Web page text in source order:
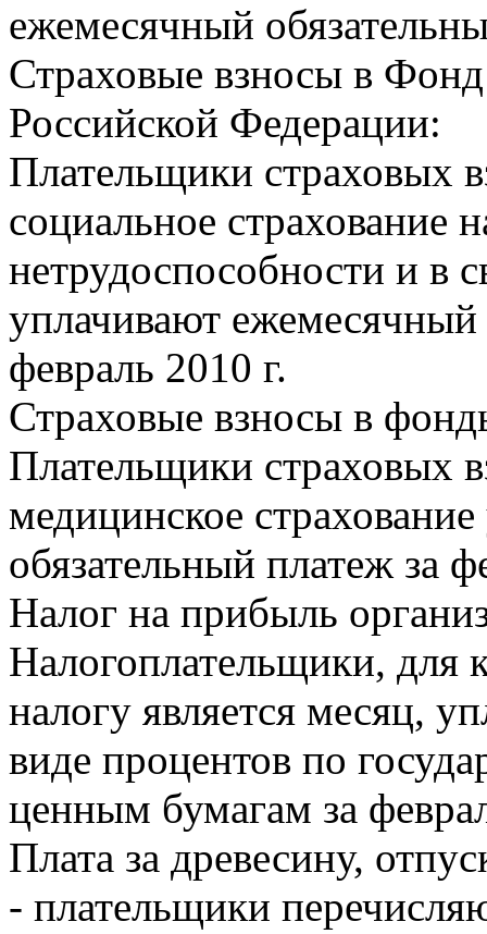
ежемесячный
Страховые взносы в Фонд
Российской Федерации:
Плательщики страховых
социальное страхование
нетрудоспособности и в
уплачивают ежемесячный
февраль 2010 г.
Страховые взносы в
Плательщики страховых
медицинское
обязательный платеж за
Налог на прибыль
Налогоплательщики, для
налогу является месяц,
виде процентов по
ценным бумагам за
Плата за древесину,
- плательщики